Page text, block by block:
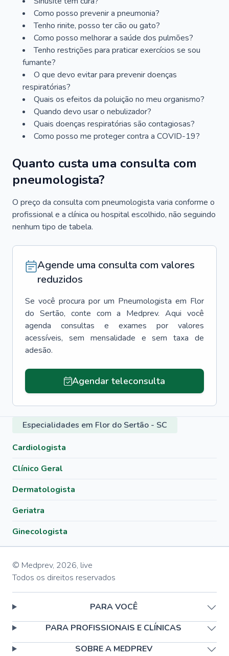
Como posso prevenir a pneumonia?
Tenho rinite, posso ter cão ou gato?
Como posso melhorar a saúde dos pulmões?
Tenho restrições para praticar exercícios se sou
fumante?
O que devo evitar para prevenir doenças
respiratórias?
Quais os efeitos da poluição no meu organismo?
Quando devo usar o nebulizador?
Quais doenças respiratórias são contagiosas?
Como posso me proteger contra a COVID-19?
Quanto custa uma consulta com
pneumologista?
O preço da consulta com pneumologista varia conforme o
profissional e a clínica ou hospital escolhido, não seguindo
nenhum tipo de tabela.
Agende uma consulta com valores
reduzidos
Se você procura por um Pneumologista em Flor
do Sertão, conte com a Medprev. Aqui você
agenda consultas e exames por valores
acessíveis, sem mensalidade e sem taxa de
adesão.
Agendar teleconsulta
Especialidades em Flor do Sertão - SC
Cardiologista
Clínico Geral
Dermatologista
Geriatra
Ginecologista
© Medprev, 2026, live
Todos os direitos reservados
PARA VOCÊ
PARA PROFISSIONAIS E CLÍNICAS
SOBRE A MEDPREV